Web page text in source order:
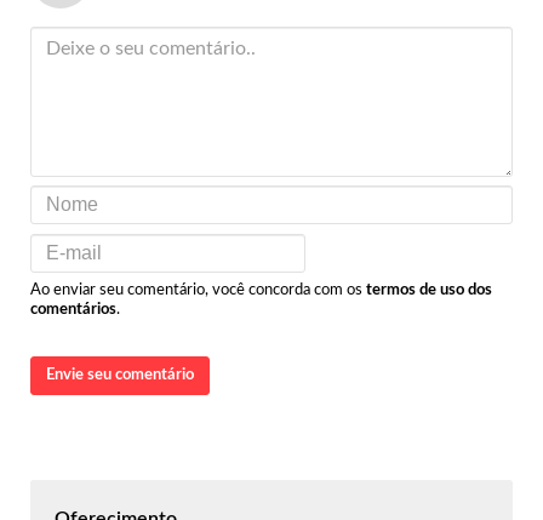
Ao enviar seu comentário, você concorda com os termos de uso dos
comentários.
Envie seu comentário